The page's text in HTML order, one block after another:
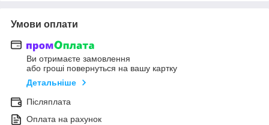
Умови оплати
Ви отримаєте замовлення
або гроші повернуться на вашу картку
Детальніше
Післяплата
Оплата на рахунок